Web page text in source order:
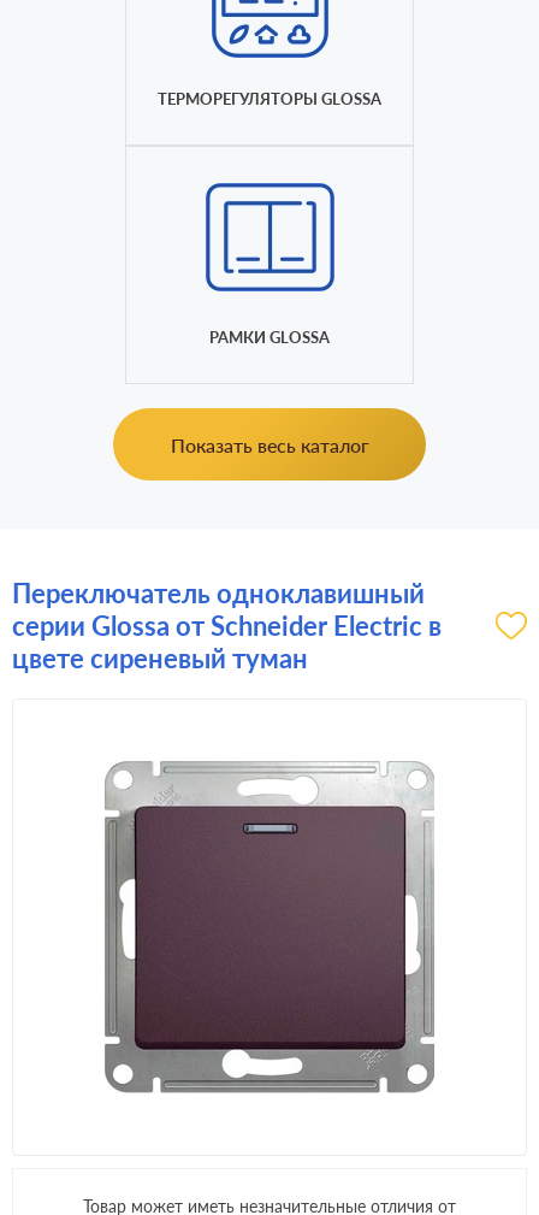
ТЕРМОРЕГУЛЯТОРЫ GLOSSA
РАМКИ GLOSSA
Показать весь каталог
Переключатель одноклавишный
серии Glossa от Schneider Electric в
цвете сиреневый туман
Товар может иметь незначительные отличия от